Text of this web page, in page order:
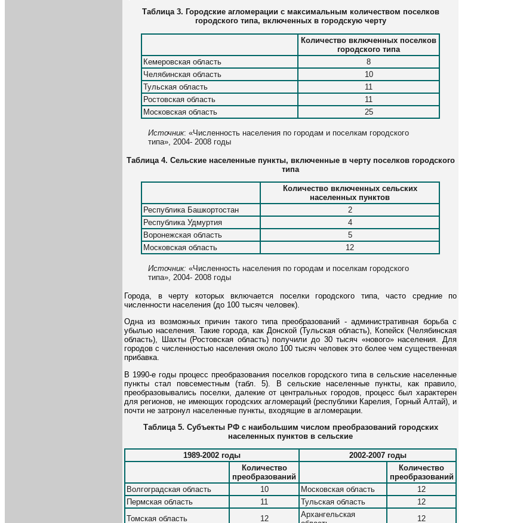
Таблица 3. Городские агломерации с максимальным количеством поселков
городского типа, включенных в городскую черту
Количество включенных поселков
городского типа
Кемеровская область
8
Челябинская область
10
Тульская область
11
Ростовская область
11
Московская область
25
Источник: «Численность населения по городам и поселкам городского
типа», 2004- 2008 годы
Таблица 4. Сельские населенные пункты, включенные в черту поселков городского
типа
Количество включенных сельских
населенных пунктов
Республика Башкортостан
2
Республика Удмуртия
4
Воронежская область
5
Московская область
12
Источник: «Численность населения по городам и поселкам городского
типа», 2004- 2008 годы
Города, в черту которых включается поселки городского типа, часто средние по
численности населения (до 100 тысяч человек).
Одна из возможных причин такого типа преобразований - административная борьба с
убылью населения. Такие города, как Донской (Тульская область), Копейск (Челябинская
область), Шахты (Ростовская область) получили до 30 тысяч «нового» населения. Для
городов с численностью населения около 100 тысяч человек это более чем существенная
прибавка.
В 1990-е годы процесс преобразования поселков городского типа в сельские населенные
пункты стал повсеместным (табл. 5). В сельские населенные пункты, как правило,
преобразовывались поселки, далекие от центральных городов, процесс был характерен
для регионов, не имеющих городских агломераций (республики Карелия, Горный Алтай), и
почти не затронул населенные пункты, входящие в агломерации.
Таблица 5. Субъекты РФ с наибольшим числом преобразований городских
населенных пунктов в сельские
1989-2002 годы
2002-2007 годы
Количество
преобразований
Количество
преобразований
Волгоградская область
10 Московская область
12
Пермская область
11 Тульская область
12
Томская область
12
Архангельская
12